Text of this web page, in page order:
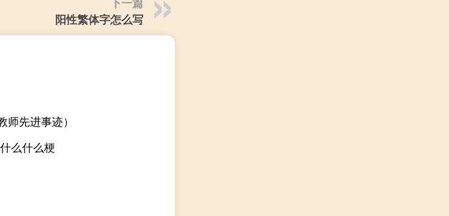
阳性繁体字怎么写
先进事迹）
么什么梗